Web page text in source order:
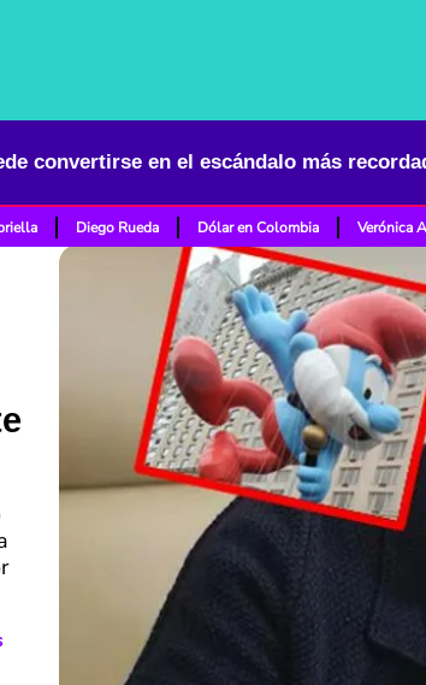
Diego Rueda Dólar en Colombia Verónica